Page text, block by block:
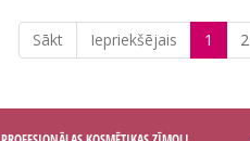
Sākt Iepriekšējais 1 2